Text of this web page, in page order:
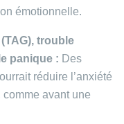
émotionnelle.
trouble
panique : Des
réduire l’anxiété
avant une